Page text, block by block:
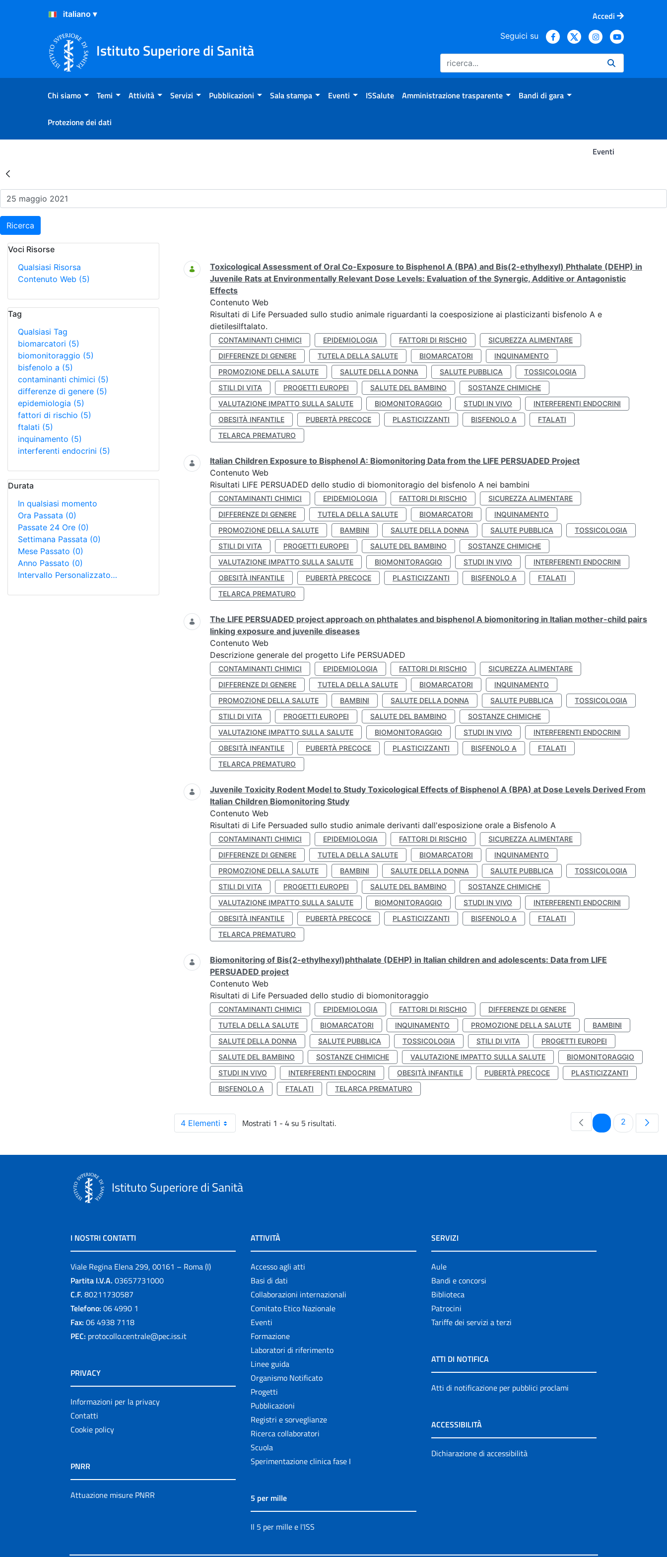
Salta al Contenuto
Salta al Footer
Accedi
Istituto Superiore di Sanità
Seguici su
Chi siamo Temi Attività Servizi Pubblicazioni Sala stampa Eventi ISSalute Amministrazione trasparente Bandi di gara
Protezione dei dati
Eventi
Risultati della Ricerca - Eventi
Ricerca
Voci Risorse
Qualsiasi Risorsa
Contenuto Web (5)
Tag
Qualsiasi Tag
biomarcatori (5)
biomonitoraggio (5)
bisfenolo a (5)
contaminanti chimici (5)
differenze di genere (5)
epidemiologia (5)
fattori di rischio (5)
ftalati (5)
inquinamento (5)
interferenti endocrini (5)
Durata
In qualsiasi momento
Ora Passata (0)
Passate 24 Ore (0)
Settimana Passata (0)
Mese Passato (0)
Anno Passato (0)
Intervallo Personalizzato…
Ricerca
Toxicological Assessment of Oral Co-Exposure to Bisphenol A (BPA) and Bis(2-ethylhexyl) Phthalate (DEHP) in
Juvenile Rats at Environmentally Relevant Dose Levels: Evaluation of the Synergic, Additive or Antagonistic
Effects
Contenuto Web
Risultati di Life Persuaded sullo studio animale riguardanti la coesposizione ai plasticizanti bisfenolo A e
dietilesilftalato.
CONTAMINANTI CHIMICI EPIDEMIOLOGIA FATTORI DI RISCHIO
SICUREZZA ALIMENTARE
DIFFERENZE DI GENERE
TUTELA DELLA SALUTE BIOMARCATORI
INQUINAMENTO
PROMOZIONE DELLA SALUTE
SALUTE DELLA DONNA SALUTE PUBBLICA
TOSSICOLOGIA
STILI DI VITA
PROGETTI EUROPEI SALUTE DEL BAMBINO
SOSTANZE CHIMICHE
VALUTAZIONE IMPATTO SULLA SALUTE
BIOMONITORAGGIO STUDI IN VIVO
INTERFERENTI ENDOCRINI
OBESITÀ INFANTILE
PUBERTÀ PRECOCE PLASTICIZZANTI BISFENOLO A
FTALATI
TELARCA PREMATURO
Italian Children Exposure to Bisphenol A: Biomonitoring Data from the LIFE PERSUADED Project
Contenuto Web
Risultati LIFE PERSUADED dello studio di biomonitoragio del bisfenolo A nei bambini
CONTAMINANTI CHIMICI EPIDEMIOLOGIA FATTORI DI RISCHIO
SICUREZZA ALIMENTARE
DIFFERENZE DI GENERE
TUTELA DELLA SALUTE BIOMARCATORI
INQUINAMENTO
PROMOZIONE DELLA SALUTE
BAMBINI SALUTE DELLA DONNA SALUTE PUBBLICA
TOSSICOLOGIA
STILI DI VITA
PROGETTI EUROPEI SALUTE DEL BAMBINO
SOSTANZE CHIMICHE
VALUTAZIONE IMPATTO SULLA SALUTE
BIOMONITORAGGIO STUDI IN VIVO
INTERFERENTI ENDOCRINI
OBESITÀ INFANTILE
PUBERTÀ PRECOCE PLASTICIZZANTI BISFENOLO A
FTALATI
TELARCA PREMATURO
The LIFE PERSUADED project approach on phthalates and bisphenol A biomonitoring in Italian mother-child pairs
linking exposure and juvenile diseases
Contenuto Web
Descrizione generale del progetto Life PERSUADED
CONTAMINANTI CHIMICI EPIDEMIOLOGIA FATTORI DI RISCHIO
SICUREZZA ALIMENTARE
DIFFERENZE DI GENERE
TUTELA DELLA SALUTE BIOMARCATORI
INQUINAMENTO
PROMOZIONE DELLA SALUTE
BAMBINI SALUTE DELLA DONNA SALUTE PUBBLICA
TOSSICOLOGIA
STILI DI VITA
PROGETTI EUROPEI SALUTE DEL BAMBINO
SOSTANZE CHIMICHE
VALUTAZIONE IMPATTO SULLA SALUTE
BIOMONITORAGGIO STUDI IN VIVO
INTERFERENTI ENDOCRINI
OBESITÀ INFANTILE
PUBERTÀ PRECOCE PLASTICIZZANTI BISFENOLO A
FTALATI
TELARCA PREMATURO
Juvenile Toxicity Rodent Model to Study Toxicological Effects of Bisphenol A (BPA) at Dose Levels Derived From
Italian Children Biomonitoring Study
Contenuto Web
Risultati di Life Persuaded sullo studio animale derivanti dall'esposizione orale a Bisfenolo A
CONTAMINANTI CHIMICI EPIDEMIOLOGIA FATTORI DI RISCHIO
SICUREZZA ALIMENTARE
DIFFERENZE DI GENERE
TUTELA DELLA SALUTE BIOMARCATORI
INQUINAMENTO
PROMOZIONE DELLA SALUTE
BAMBINI SALUTE DELLA DONNA SALUTE PUBBLICA
TOSSICOLOGIA
STILI DI VITA
PROGETTI EUROPEI SALUTE DEL BAMBINO
SOSTANZE CHIMICHE
VALUTAZIONE IMPATTO SULLA SALUTE
BIOMONITORAGGIO STUDI IN VIVO
INTERFERENTI ENDOCRINI
OBESITÀ INFANTILE
PUBERTÀ PRECOCE PLASTICIZZANTI BISFENOLO A
FTALATI
TELARCA PREMATURO
Biomonitoring of Bis(2-ethylhexyl)phthalate (DEHP) in Italian children and adolescents: Data from LIFE
PERSUADED project
Contenuto Web
Risultati di Life Persuaded dello studio di biomonitoraggio
CONTAMINANTI CHIMICI EPIDEMIOLOGIA FATTORI DI RISCHIO
DIFFERENZE DI GENERE
TUTELA DELLA SALUTE
BIOMARCATORI INQUINAMENTO PROMOZIONE DELLA SALUTE
BAMBINI
SALUTE DELLA DONNA
SALUTE PUBBLICA TOSSICOLOGIA STILI DI VITA
PROGETTI EUROPEI
SALUTE DEL BAMBINO
SOSTANZE CHIMICHE VALUTAZIONE IMPATTO SULLA SALUTE
BIOMONITORAGGIO
STUDI IN VIVO
INTERFERENTI ENDOCRINI OBESITÀ INFANTILE PUBERTÀ PRECOCE
PLASTICIZZANTI
BISFENOLO A
FTALATI TELARCA PREMATURO
4 Elementi Mostrati 1 - 4 su 5 risultati. PaginaPagina
2
Istituto Superiore di Sanità
I NOSTRI CONTATTI
Viale Regina Elena 299, 00161 – Roma (I)
Partita I.V.A. 03657731000
C.F. 80211730587
Telefono: 06 4990 1
Fax: 06 4938 7118
PEC: protocollo.centrale@pec.iss.it
PRIVACY
Informazioni per la privacy
Contatti
Cookie policy
PNRR
Attuazione misure PNRR
ATTIVITÀ
Accesso agli atti
Basi di dati
Collaborazioni internazionali
Comitato Etico Nazionale
Eventi
Formazione
Laboratori di riferimento
Linee guida
Organismo Notificato
Progetti
Pubblicazioni
Registri e sorveglianze
Ricerca collaboratori
Scuola
Sperimentazione clinica fase I
5 per mille
Il 5 per mille e l'ISS
SERVIZI
Aule
Bandi e concorsi
Biblioteca
Patrocini
Tariffe dei servizi a terzi
ATTI DI NOTIFICA
Atti di notificazione per pubblici proclami
ACCESSIBILITÀ
Dichiarazione di accessibilità